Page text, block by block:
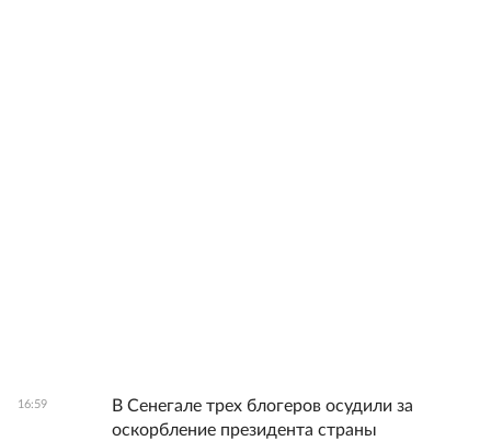
16:59
В Сенегале трех блогеров осудили за
оскорбление президента страны